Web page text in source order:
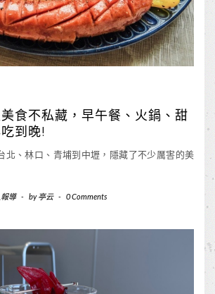
食不私藏，早午餐、火鍋、甜
到晚!
北、林口、青埔到中壢，隱藏了不少厲害的美
導 - by亭云 - 0 Comments